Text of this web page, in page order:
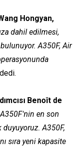
Hongyan,
dahil edilmesi,
A350F, Air
Benoît de
en son
A350F,
sıra yeni kapasite